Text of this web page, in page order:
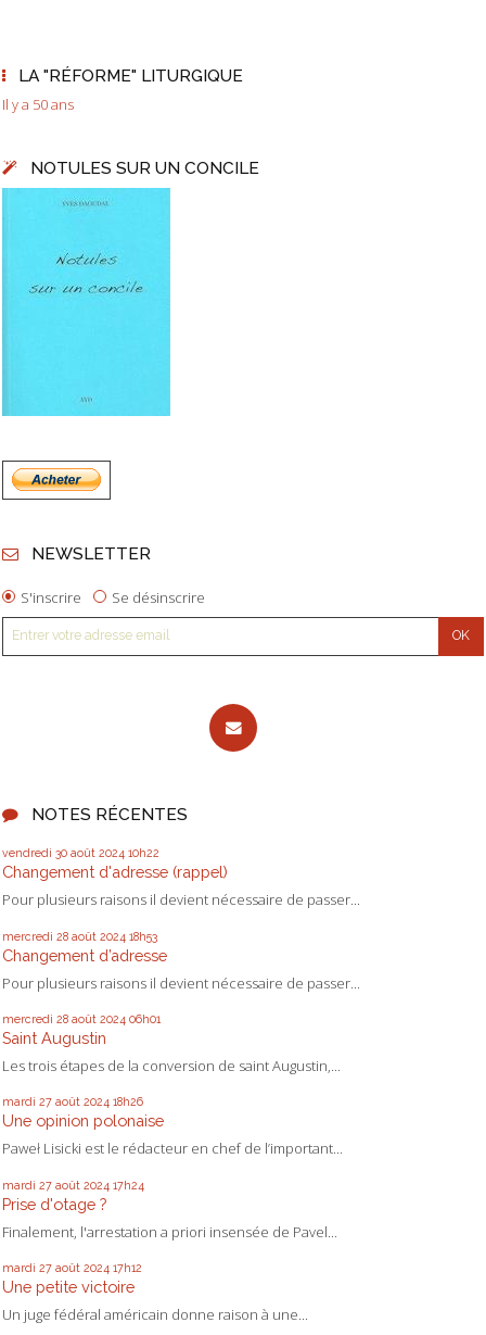
LA "RÉFORME" LITURGIQUE
Il y a 50 ans
NOTULES SUR UN CONCILE
NEWSLETTER
S'inscrire Se désinscrire
NOTES RÉCENTES
vendredi 30 août 2024 10h22
Changement d'adresse (rappel)
Pour plusieurs raisons il devient nécessaire de passer...
mercredi 28 août 2024 18h53
Changement d’adresse
Pour plusieurs raisons il devient nécessaire de passer...
mercredi 28 août 2024 06h01
Saint Augustin
Les trois étapes de la conversion de saint Augustin,...
mardi 27 août 2024 18h26
Une opinion polonaise
Paweł Lisicki est le rédacteur en chef de l’important...
mardi 27 août 2024 17h24
Prise d'otage ?
Finalement, l'arrestation a priori insensée de Pavel...
mardi 27 août 2024 17h12
Une petite victoire
Un juge fédéral américain donne raison à une...